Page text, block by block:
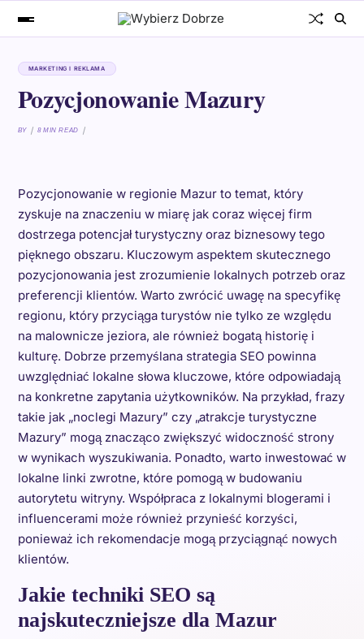
MARKETING I REKLAMA
Pozycjonowanie Mazury
BY 8 MIN READ
Pozycjonowanie w regionie Mazur to temat, który
zyskuje na znaczeniu w miarę jak coraz więcej firm
dostrzega potencjał turystyczny oraz biznesowy tego
pięknego obszaru. Kluczowym aspektem skutecznego
pozycjonowania jest zrozumienie lokalnych potrzeb oraz
preferencji klientów. Warto zwrócić uwagę na specyfikę
regionu, który przyciąga turystów nie tylko ze względu
na malownicze jeziora, ale również bogatą historię i
kulturę. Dobrze przemyślana strategia SEO powinna
uwzględniać lokalne słowa kluczowe, które odpowiadają
na konkretne zapytania użytkowników. Na przykład, frazy
takie jak „noclegi Mazury” czy „atrakcje turystyczne
Mazury” mogą znacząco zwiększyć widoczność strony
w wynikach wyszukiwania. Ponadto, warto inwestować w
lokalne linki zwrotne, które pomogą w budowaniu
autorytetu witryny. Współpraca z lokalnymi blogerami i
influencerami może również przynieść korzyści,
ponieważ ich rekomendacje mogą przyciągnąć nowych
klientów.
Jakie techniki SEO są
najskuteczniejsze dla Mazur